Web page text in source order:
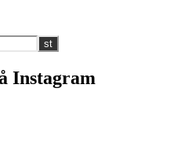
Instagram